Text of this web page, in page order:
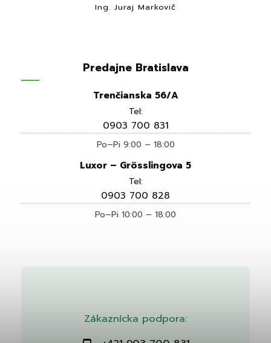
Zákaznícka podpora:
Ing. Juraj Markovič
Predajne Bratislava
Trenčianska 56/A
Tel:
0903 700 831
Po–Pi 9:00 – 18:00
Luxor – Grösslingova 5
Tel:
0903 700 828
Po–Pi 10:00 – 18:00